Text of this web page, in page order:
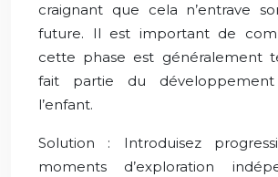
craignant que cela n’entrave
future. Il est important de
cette phase est généralement
fait partie du
l’enfant.
Solution : Introduisez
moments d’exploration